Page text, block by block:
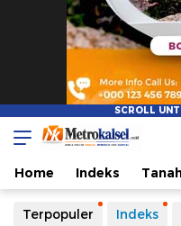
Home Indeks
Terpopuler Indeks